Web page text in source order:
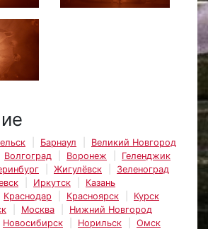
Барнаул
Великий Новгород
Волгоград Воронеж
Геленджик
Жигулёвск
Зеленоград
Иркутск
Казань
Краснодар Красноярск
Курск
Москва
Нижний Новгород
Новосибирск Норильск
Омск